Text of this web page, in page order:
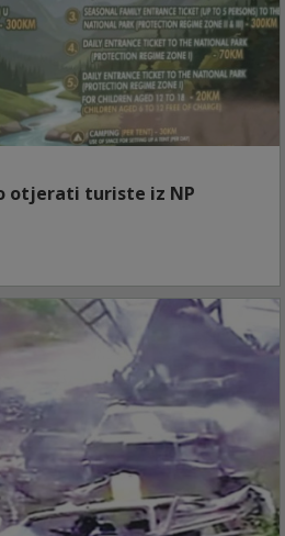
otjerati turiste iz NP